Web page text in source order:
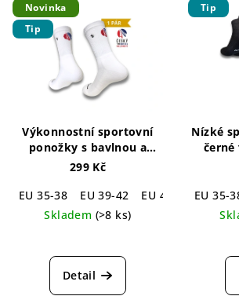
Novinka
Tip
Výkonnostní sportovní
ponožky s bavlnou a
zesílením🇨🇿 Limitovaná
299 Kč
EU 35-38
EU 39-42
EU 43-46
Skladem (>8 ks)
hodnocení
produktu
Detail
Tip
Nízké
černé
Snake
EU 35-